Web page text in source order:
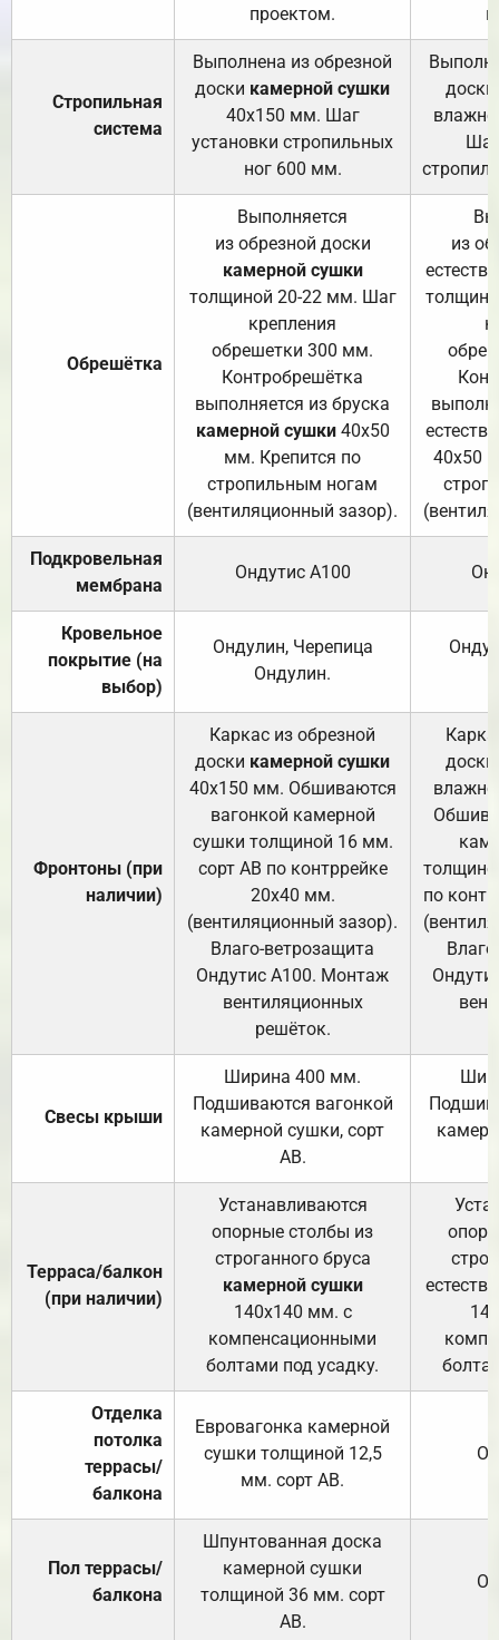
проектом.
Стропильная
система
Выполнена из обрезной
доски камерной сушки
40х150 мм. Шаг
установки стропильных
ног 600 мм.
доски
Обрешётка
Выполняется
из обрезной доски
камерной сушки
толщиной 20-22 мм. Шаг
крепления
обрешетки 300 мм.
Контробрешётка
выполняется из бруска
камерной сушки40х50
мм. Крепится по
стропильным ногам
(вентиляционный зазор).
из
40х50
Подкровельная
мембрана
Ондутис А100
Кровельное
покрытие (на
выбор)
Ондулин, Черепица
Ондулин.
Фронтоны (при
наличии)
Каркас из обрезной
доски камерной сушки
40х150 мм. Обшиваются
вагонкой камерной
сушки толщиной 16 мм.
сорт АВ по контррейке
20х40 мм.
(вентиляционный зазор).
Влаго-ветрозащита
Ондутис А100. Монтаж
вентиляционных
решёток.
доски
по
Свесы крыши
Ширина 400 мм.
Подшиваются вагонкой
камерной сушки, сорт
АВ.
Терраса/балкон
(при наличии)
Устанавливаются
опорные столбы из
строганного бруса
камерной сушки
140х140 мм. с
компенсационными
болтами под усадку.
Отделка
потолка
террасы/
балкона
Евровагонка камерной
сушки толщиной 12,5
мм. сорт АВ.
Пол террасы/
балкона
Шпунтованная доска
камерной сушки
толщиной 36 мм. сорт
АВ.